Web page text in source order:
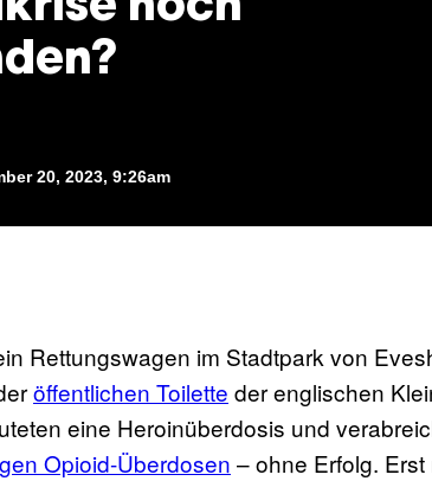
20, 2023, 9:26am
Rettungswagen im Stadtpark von
öffentlichen Toilette der englischen
eine Heroinüberdosis und
Opioid-Überdosen – ohne Erfolg.